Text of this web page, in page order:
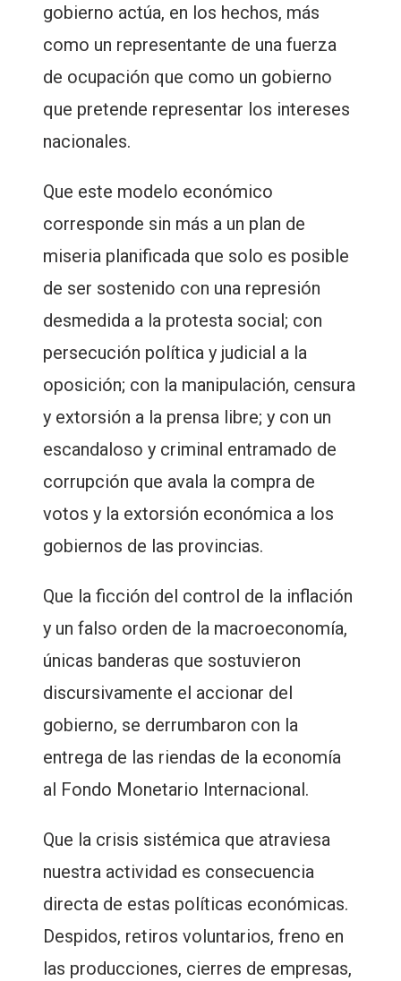
gobierno actúa, en los hechos, más
como un representante de una fuerza
de ocupación que como un gobierno
que pretende representar los intereses
nacionales.
Que este modelo económico
corresponde sin más a un plan de
miseria planificada que solo es posible
de ser sostenido con una represión
desmedida a la protesta social; con
persecución política y judicial a la
oposición; con la manipulación, censura
y extorsión a la prensa libre; y con un
escandaloso y criminal entramado de
corrupción que avala la compra de
votos y la extorsión económica a los
gobiernos de las provincias.
Que la ficción del control de la inflación
y un falso orden de la macroeconomía,
únicas banderas que sostuvieron
discursivamente el accionar del
gobierno, se derrumbaron con la
entrega de las riendas de la economía
al Fondo Monetario Internacional.
Que la crisis sistémica que atraviesa
nuestra actividad es consecuencia
directa de estas políticas económicas.
Despidos, retiros voluntarios, freno en
las producciones, cierres de empresas,